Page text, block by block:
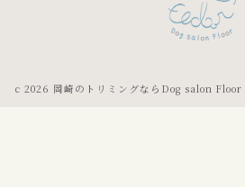
c 2026 岡崎のトリミングならDog salon